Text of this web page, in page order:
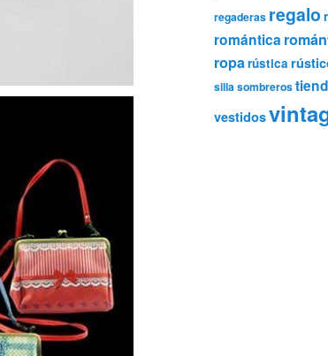
regaderas regalo
romántica
roparústica
sillasombreros
vestidos